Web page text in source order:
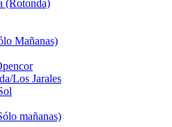
(Rotonda)
Mañanas)
Los Jarales
mañanas)